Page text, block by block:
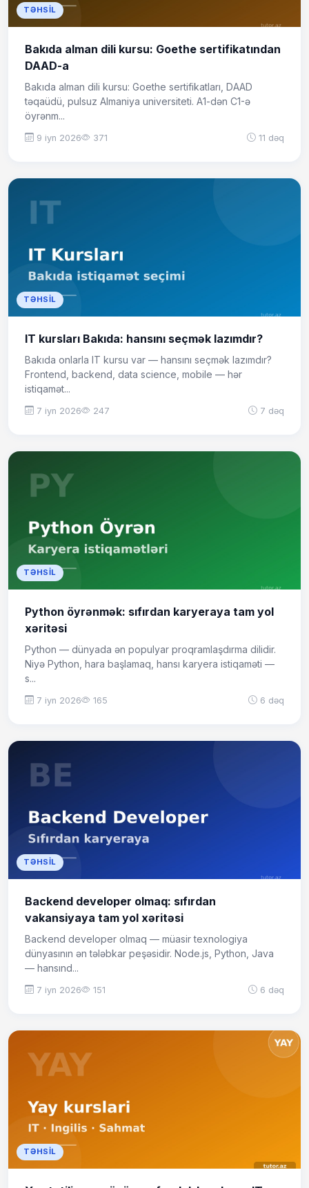
TƏHSIL
Bakıda alman dili kursu: Goethe sertifikatından
DAAD-a
Bakıda alman dili kursu: Goethe sertifikatları, DAAD
təqaüdü, pulsuz Almaniya universiteti. A1-dən C1-ə
öyrənm...
9 iyn 2026 371 11 dəq
TƏHSIL
IT kursları Bakıda: hansını seçmək lazımdır?
Bakıda onlarla IT kursu var — hansını seçmək lazımdır?
Frontend, backend, data science, mobile — hər
istiqamət...
7 iyn 2026 247 7 dəq
TƏHSIL
Python öyrənmək: sıfırdan karyeraya tam yol
xəritəsi
Python — dünyada ən populyar proqramlaşdırma dilidir.
Niyə Python, hara başlamaq, hansı karyera istiqaməti —
s...
7 iyn 2026 165 6 dəq
TƏHSIL
Backend developer olmaq: sıfırdan
vakansiyaya tam yol xəritəsi
Backend developer olmaq — müasir texnologiya
dünyasının ən tələbkar peşəsidir. Node.js, Python, Java
— hansınd...
7 iyn 2026 151 6 dəq
TƏHSIL